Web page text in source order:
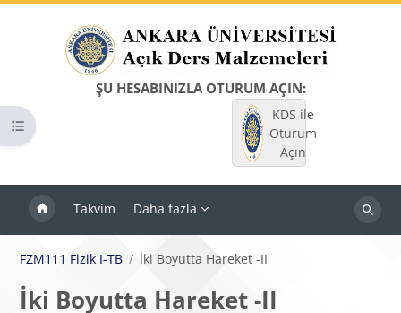
ŞU HESABINIZLA OTURUM AÇIN:
KDS ile
Oturum
Açın
Takvim Daha fazla
Dersleri
Kurs dizinini aç
FZM111 Fizik I-TB İki Boyutta Hareket -II
İki Boyutta Hareket -II